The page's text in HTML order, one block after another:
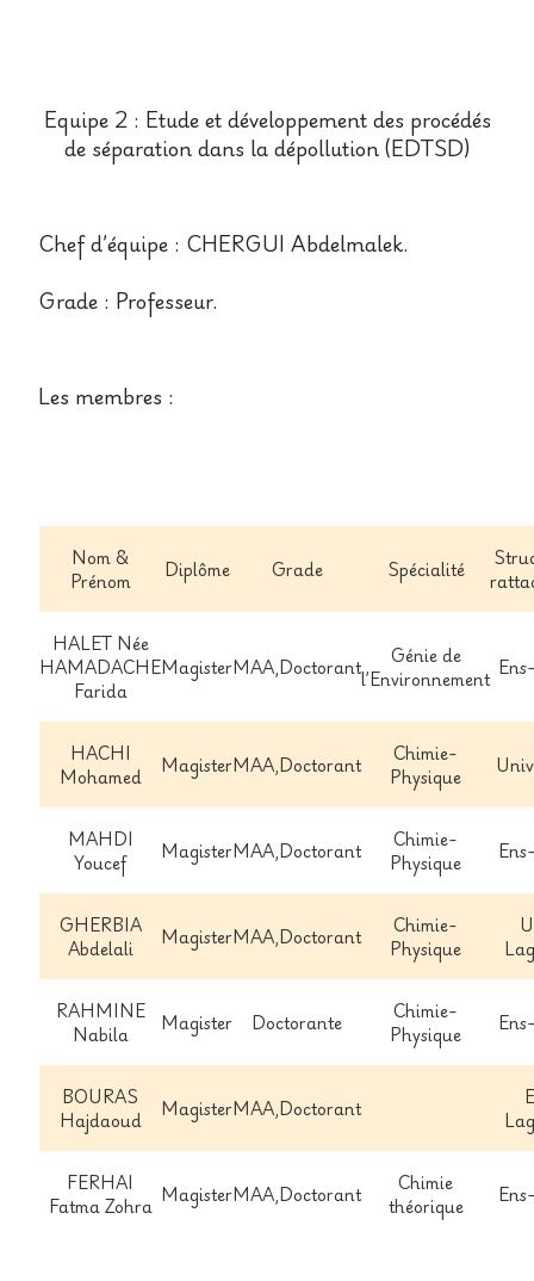
Equipe 2 : Etude et développement des procédés
de séparation dans la dépollution (EDTSD)
Chef d’équipe : CHERGUI Abdelmalek.
Grade : Professeur.
Les membres :
Nom &
Prénom
Diplôme Grade Spécialité
HALET Née
HAMADACHE
Farida
MagisterMAA,Doctorant
Génie de
l’Environnement
HACHI
Mohamed
MagisterMAA,Doctorant
Chimie-
Physique
MAHDI
Youcef
MagisterMAA,Doctorant
Chimie-
Physique
GHERBIA
Abdelali
MagisterMAA,Doctorant
Chimie-
Physique
RAHMINE
Nabila
Magister Doctorante
Chimie-
Physique
BOURAS
Hajdaoud
MagisterMAA,Doctorant
FERHAI
Fatma Zohra MagisterMAA,Doctorant
Chimie
théorique